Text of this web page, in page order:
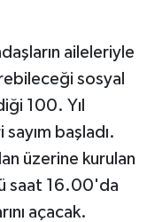
aileleriyle
sosyal
100. Yıl
sayım başladı.
üzerine kurulan
saat 16.00'da
açacak.